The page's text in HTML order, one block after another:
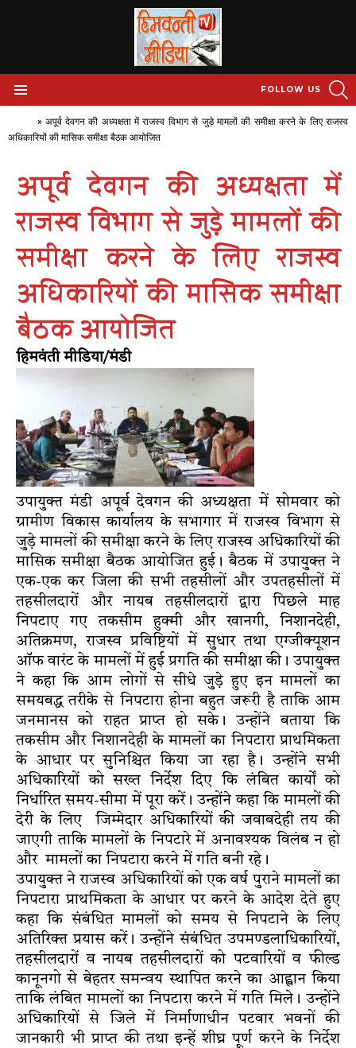
FOLLOW US
» अपूर्व देवगन की अध्यक्षता में राजस्व विभाग से जुड़े मामलों की समीक्षा करने के लिए राजस्व
अधिकारियों की मासिक समीक्षा बैठक आयोजित
अपूर्व देवगन की अध्यक्षता में
राजस्व विभाग से जुड़े मामलों की
समीक्षा करने के लिए राजस्व
अधिकारियों की मासिक समीक्षा
बैठक आयोजित
हिमवंती मीडिया/मंडी
उपायुक्त मंडी अपूर्व देवगन की अध्यक्षता में सोमवार को
ग्रामीण विकास कार्यालय के सभागार में राजस्व विभाग से
जुड़े मामलों की समीक्षा करने के लिए राजस्व अधिकारियों की
मासिक समीक्षा बैठक आयोजित हुई। बैठक में उपायुक्त ने
एक-एक कर जिला की सभी तहसीलों और उपतहसीलों में
तहसीलदारों और नायब तहसीलदारों द्वारा पिछले माह
निपटाए गए तकसीम हुक्मी और खानगी, निशानदेही,
अतिक्रमण, राजस्व प्रविष्टियों में सुधार तथा एग्जीक्यूशन
ऑफ वारंट के मामलों में हुई प्रगति की समीक्षा की। उपायुक्त
ने कहा कि आम लोगों से सीधे जुड़े हुए इन मामलों का
समयबद्ध तरीके से निपटारा होना बहुत जरूरी है ताकि आम
जनमानस को राहत प्राप्त हो सके। उन्होंने बताया कि
तकसीम और निशानदेही के मामलों का निपटारा प्राथमिकता
के आधार पर सुनिश्चित किया जा रहा है। उन्होंने सभी
अधिकारियों को सख्त निर्देश दिए कि लंबित कार्यों को
निर्धारित समय-सीमा में पूरा करें। उन्होंने कहा कि मामलों की
देरी के लिए जिम्मेदार अधिकारियों की जवाबदेही तय की
जाएगी ताकि मामलों के निपटारे में अनावश्यक विलंब न हो
और मामलों का निपटारा करने में गति बनी रहे।
उपायुक्त ने राजस्व अधिकारियों को एक वर्ष पुराने मामलों का
निपटारा प्राथमिकता के आधार पर करने के आदेश देते हुए
कहा कि संबंधित मामलों को समय से निपटाने के लिए
अतिरिक्त प्रयास करें। उन्होंने संबंधित उपमण्डलाधिकारियों,
तहसीलदारों व नायब तहसीलदारों को पटवारियों व फील्ड
कानूनगो से बेहतर समन्वय स्थापित करने का आह्वान किया
ताकि लंबित मामलों का निपटारा करने में गति मिले। उन्होंने
अधिकारियों से जिले में निर्माणाधीन पटवार भवनों की
जानकारी भी प्राप्त की तथा इन्हें शीघ्र पूर्ण करने के निर्देश